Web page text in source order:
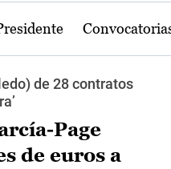
de 28 contratos
Page
de euros a